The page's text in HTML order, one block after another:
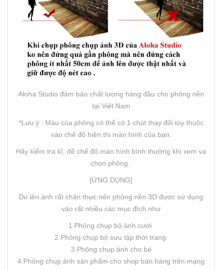
Aloha Studio đảm bảo chất lượng hàng đầu cho phông nền
tại Việt Nam
*Lưu ý : Màu của phông có thể có 1 chút thay đổi tùy thuộc
vào chế độ hiện thị màn hình của bạn.
Hãy kiểm tra kĩ, để chế độ màn hình bình thường khi xem va
chọn phông.
[ỨNG DỤNG]
Do lên ảnh rất chân thực nên phông nền 3D được sử dụng
vào rất nhiều các mục đích như
1.Phông chụp bộ ảnh cưới
2.Phông chụp bộ sưu tập thời trang
3.Phông chụp ảnh cho bé
4.Phông chụp ảnh sản phẩm cho shop bán hàng trên mạng